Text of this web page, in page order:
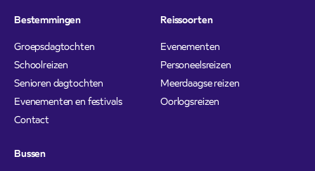
Bestemmingen
Groepsdagtochten
Schoolreizen
Senioren dagtochten
Evenementen en festivals
Contact
Reissoorten
Evenementen
Personeelsreizen
Meerdaagse reizen
Oorlogsreizen
Bussen